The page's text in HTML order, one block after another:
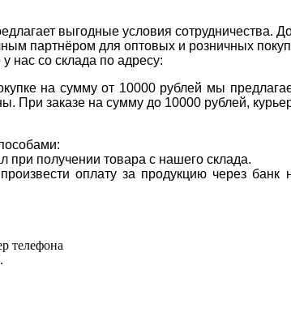
выгодные условия сотрудничества.
партнёром для оптовых и розничных
нас со склада по адресу:
на сумму от 10000 рублей мы
При заказе на сумму до 10000 рублей,
при получении товара с нашего склада.
оплату за продукцию через
телефона